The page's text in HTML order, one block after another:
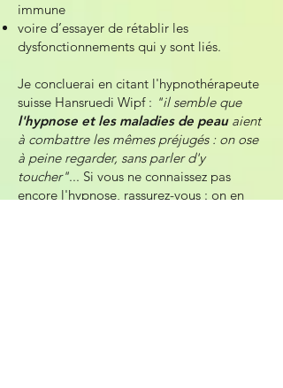
immune
voire d’essayer de rétablir les
dysfonctionnements qui y sont liés.
Je concluerai en citant l'hypnothérapeute
suisse Hansruedi Wipf : "il semble que
l'hypnose et les maladies de peauaient
à combattre les mêmes préjugés : on ose
à peine regarder, sans parler d'y
toucher"... Si vous ne connaissez pas
encore l'hypnose, rassurez-vous : on en